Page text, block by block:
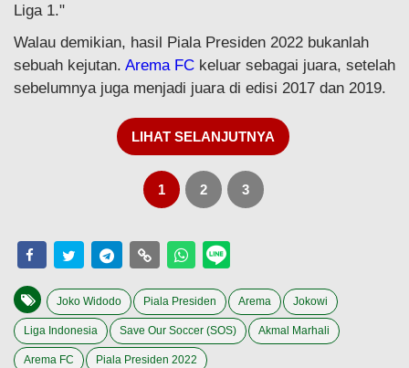
Liga 1."
Walau demikian, hasil Piala Presiden 2022 bukanlah
sebuah kejutan. Arema FC keluar sebagai juara, setelah
sebelumnya juga menjadi juara di edisi 2017 dan 2019.
LIHAT SELANJUTNYA
1 2 3
Joko Widodo Piala Presiden Arema Jokowi
Liga Indonesia Save Our Soccer (SOS) Akmal Marhali
Arema FC Piala Presiden 2022